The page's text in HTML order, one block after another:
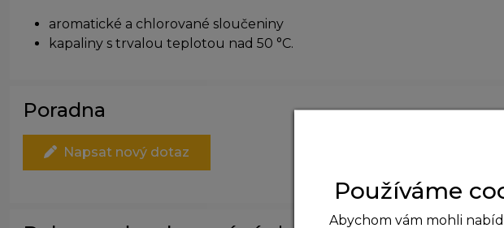
aromatické a chlorované sloučeniny
kapaliny s trvalou teplotou nad 50 °C.
Poradna
Napsat nový dotaz
Zatím
Používáme
Abychom vám mohli